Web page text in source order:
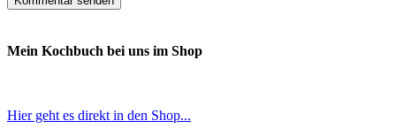
Mein Kochbuch bei uns im Shop
Hier geht es direkt in den Shop...